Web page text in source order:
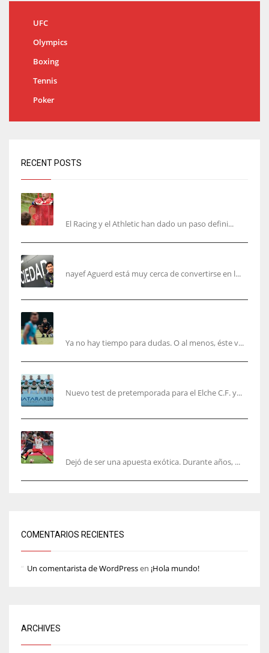
UFC
Olympics
Boxing
Tennis
Poker
RECENT POSTS
El Racing y el Athletic han dado un paso defini...
nayef Aguerd está muy cerca de convertirse en l...
Ya no hay tiempo para dudas. O al menos, éste v...
Nuevo test de pretemporada para el Elche C.F. y...
Dejó de ser una apuesta exótica. Durante años, ...
COMENTARIOS RECIENTES
Un comentarista de WordPressen ¡Hola mundo!
ARCHIVES